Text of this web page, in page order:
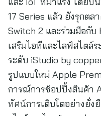
17 Series แล้ว ยังรุกตล
Switch 2 และร่วมมือกั
เสริมไอทีและไลฟ์สไตล์
ระดับ iStudio by
รูปแบบใหม่ Apple
การณ์การช้อปปิ้งสินค้า
ทัศน์การเติบโตอย่างยั่ง